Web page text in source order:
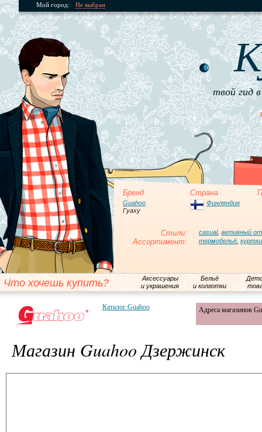
Мой город: Не выбран
твой гид
Бренд Страна
Guahoo
Гуаху
Финляндия
Стили: casual, активный
Ассортимент: термобельё куртки
Что хочешь купить?
Аксессуары
и украшения
Бельё
и колготки
Каталог Guahoo Адреса магазинов
Магазин Guahoo Дзержинск